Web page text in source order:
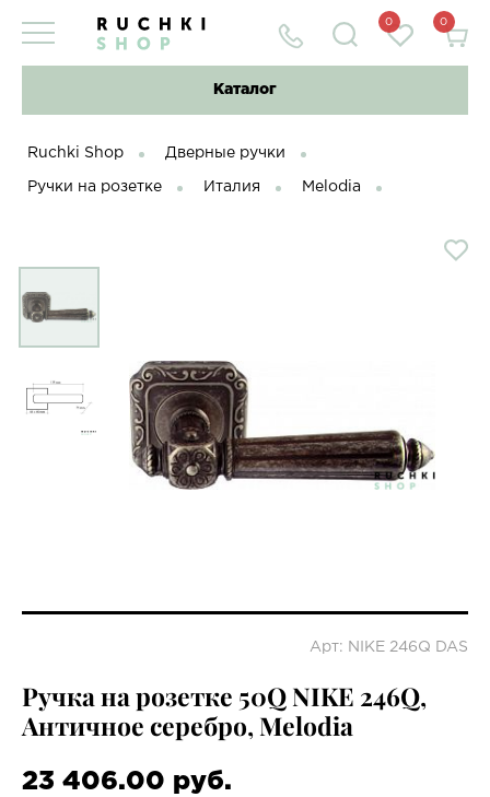
0 0
Каталог
Ruchki Shop Дверные ручки
Ручки на розетке Италия Melodia
Арт: NIKE 246Q DAS
Ручка на розетке 50Q NIKE 246Q,
Античное серебро, Melodia
23 406.00 руб.